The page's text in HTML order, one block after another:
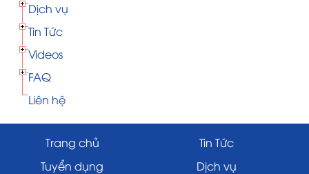
Dịch vụ
Tin Tức
Videos
FAQ
Liên hệ
Trang chủ
Tin Tức
Tuyển dụng
Dịch vụ